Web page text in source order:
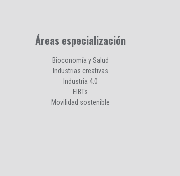
Áreas especialización
Bioconomía y Salud
Industrias creativas
Industria 4.0
EIBTs
Movilidad sostenible